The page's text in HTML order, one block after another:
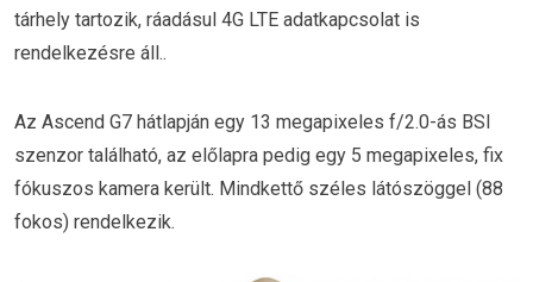
tárhely tartozik, ráadásul 4G LTE adatkapcsolat is
rendelkezésre áll..
Az Ascend G7 hátlapján egy 13 megapixeles f/2.0-ás BSI
szenzor található, az előlapra pedig egy 5 megapixeles, fix
fókuszos kamera került. Mindkettő széles látószöggel (88
fokos) rendelkezik.